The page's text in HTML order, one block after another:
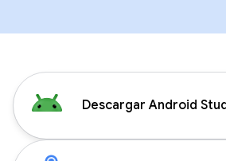
Descargar Android